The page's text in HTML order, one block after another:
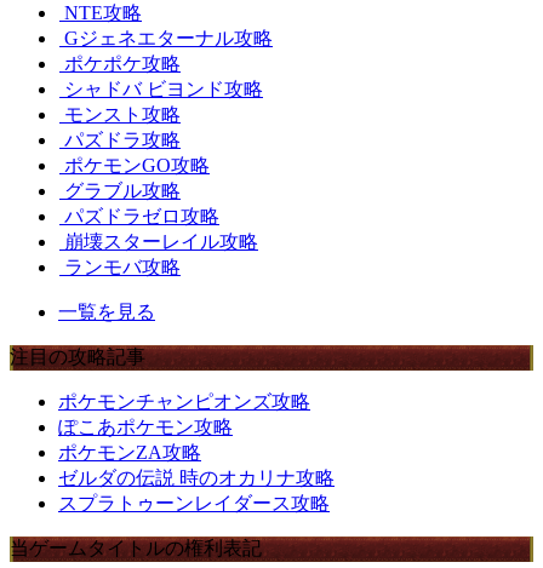
NTE攻略
Gジェネエターナル攻略
ポケポケ攻略
シャドバ ビヨンド攻略
モンスト攻略
パズドラ攻略
ポケモンGO攻略
グラブル攻略
パズドラゼロ攻略
崩壊スターレイル攻略
ランモバ攻略
一覧を見る
注目の攻略記事
ポケモンチャンピオンズ攻略
ぽこあポケモン攻略
ポケモンZA攻略
ゼルダの伝説 時のオカリナ攻略
スプラトゥーンレイダース攻略
当ゲームタイトルの権利表記